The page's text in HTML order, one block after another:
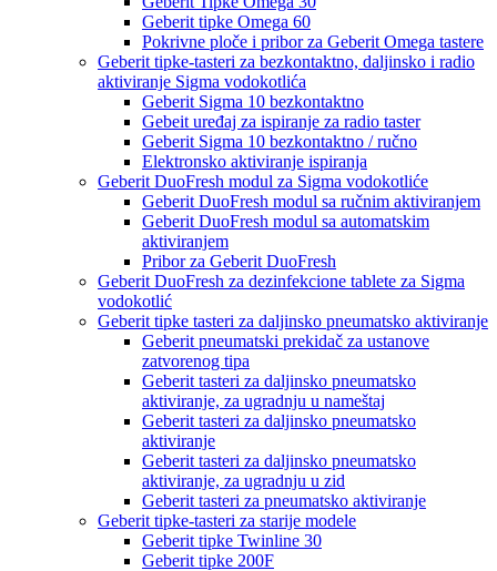
Geberit tipke Omega 60
Pokrivne ploče i pribor za Geberit Omega tastere
Geberit tipke-tasteri za bezkontaktno, daljinsko i radio
aktiviranje Sigma vodokotlića
Geberit Sigma 10 bezkontaktno
Gebeit uređaj za ispiranje za radio taster
Geberit Sigma 10 bezkontaktno / ručno
Elektronsko aktiviranje ispiranja
Geberit DuoFresh modul za Sigma vodokotliće
Geberit DuoFresh modul sa ručnim aktiviranjem
Geberit DuoFresh modul sa automatskim
aktiviranjem
Pribor za Geberit DuoFresh
Geberit DuoFresh za dezinfekcione tablete za Sigma
vodokotlić
Geberit tipke tasteri za daljinsko pneumatsko aktiviranje
Geberit pneumatski prekidač za ustanove
zatvorenog tipa
Geberit tasteri za daljinsko pneumatsko
aktiviranje, za ugradnju u nameštaj
Geberit tasteri za daljinsko pneumatsko
aktiviranje
Geberit tasteri za daljinsko pneumatsko
aktiviranje, za ugradnju u zid
Geberit tasteri za pneumatsko aktiviranje
Geberit tipke-tasteri za starije modele
Geberit tipke Twinline 30
Geberit tipke 200F